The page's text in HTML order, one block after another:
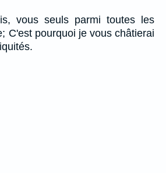
vous seuls parmi toutes les
C'est pourquoi je vous châtierai